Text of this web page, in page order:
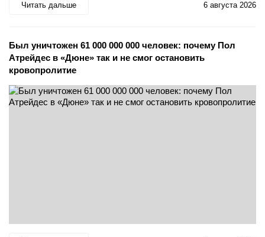
Читать дальше 6 августа 2026
Был уничтожен 61 000 000 000 человек: почему Пол
Атрейдес в «Дюне» так и не смог остановить
кровопролитие